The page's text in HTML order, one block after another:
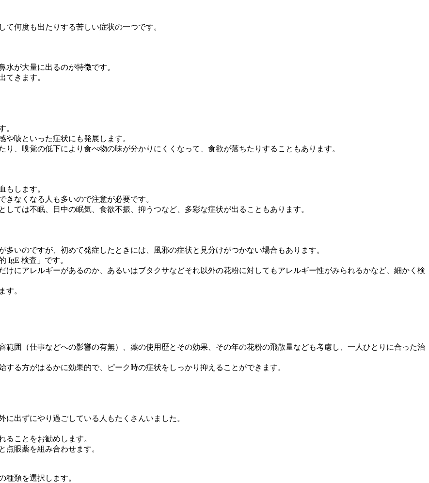
何度も出たりする苦しい症状の一つです。
水が大量に出るのが特徴です。
てきます。
。
咳といった症状にも発展します。
、嗅覚の低下により食べ物の味が分かりにくくなって、食欲が落ちたりすることもあります。
もします。
なくなる人も多いので注意が必要です。
ては不眠、日中の眠気、食欲不振、抑うつなど、多彩な症状が出ることもあります。
いのですが、初めて発症したときには、風邪の症状と見分けがつかない場合もあります。
IgE 検査」です。
にアレルギーがあるのか、あるいはブタクサなどそれ以外の花粉に対してもアレルギー性がみられるかなど、細かく検
す。
範囲（仕事などへの影響の有無）、薬の使用歴とその効果、その年の花粉の飛散量なども考慮し、一人ひとりに合った治
る方がはるかに効果的で、ピーク時の症状をしっかり抑えることができます。
出ずにやり過ごしている人もたくさんいました。
ることをお勧めします。
眼薬を組み合わせます。
種類を選択します。